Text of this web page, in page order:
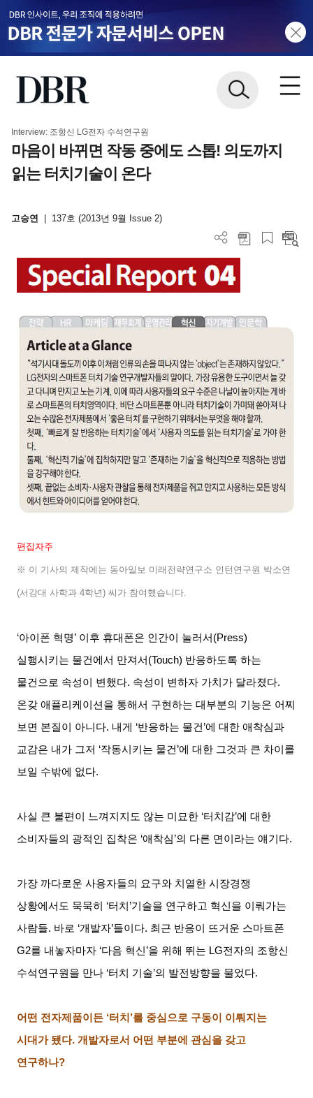
Interview: 조항신 LG전자 수석연구원
마음이 바뀌면 작동 중에도 스톱! 의도까지
읽는 터치기술이 온다
고승연 137호 (2013년 9월 Issue 2)
편집자주
※ 이 기사의 제작에는 동아일보 미래전략연구소 인턴연구원 박소연
(서강대 사학과 4학년)씨가 참여했습니다
‘아이폰 혁명’ 이후 휴대폰은 인간이 눌러서 (Press)
실행시키는 물건에서 만져서 (Touch) 반응하도록 하는
물건으로 속성이 변했다. 속성이 변하자 가치가 달라졌다.
온갖 애플리케이션을 통해서 구현하는 대부분의 기능은 어찌
보면 본질이 아니다. 내게 ‘반응하는 물건 ’에 대한 애착심과
교감은 내가 그저 ‘작동시키는 물건 ’에 대한 그것과 큰 차이를
보일 수밖에 없다.
사실 큰 불편이 느껴지지도 않는 미묘한 ‘터치감’에 대한
소비자들의 광적인 집착은 ‘애착심’의 다른 면이라는 얘기다.
가장 까다로운 사용자들의 요구와 치열한 시장경쟁
상황에서도 묵묵히
‘터치 ’기술을 연구하고 혁신을 이뤄가는
사람들. 바로 ‘개발자’들이다. 최근 반응이 뜨거운 스마트폰
G2를 내놓자마자 ‘다음 혁신 ’을 위해 뛰는 LG전자의 조항신
수석연구원을 만나 ‘터치 기술’의 발전방향을 물었다.
어떤 전자제품이든 ‘터치 ’를 중심으로 구동이 이뤄지는
시대가 됐다.개발자로서 어떤 부분에 관심을 갖고
연구하나?